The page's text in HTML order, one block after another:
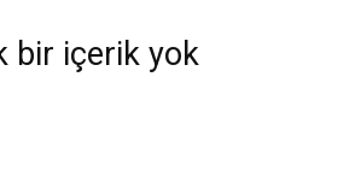
bir içerik yok